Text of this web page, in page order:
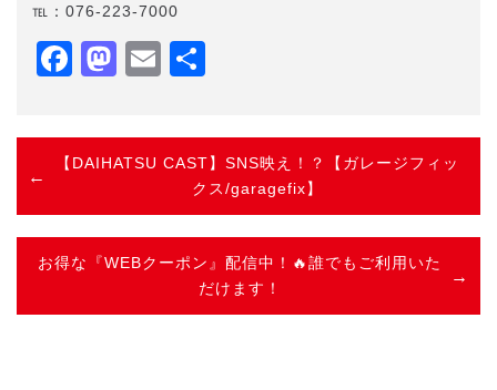
℡：076-223-7000
Facebook
Mastodon
Email
【DAIHATSU CAST】SNS映え！？【ガレージフィッ
クス/garagefix】
お得な『WEBクーポン』配信中！🔥誰でもご利用いた
だけます！